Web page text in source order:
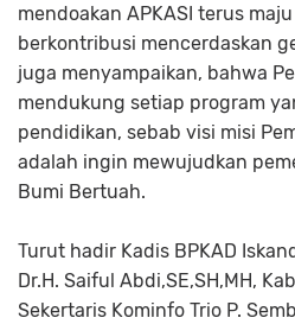
mendoakan APKASI terus
berkontribusi mencerdaskan
juga menyampaikan, bahwa
mendukung setiap program
pendidikan, sebab visi misi
adalah ingin mewujudkan
Bumi Bertuah.
Turut hadir Kadis BPKAD
Dr.H. Saiful Abdi,SE,SH,MH,
Sekertaris Kominfo Trio P.